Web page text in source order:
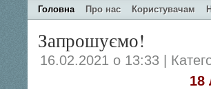
Головна Про нас Користувачам
Запрошуємо!
16.02.2021 о 13:33 |
18